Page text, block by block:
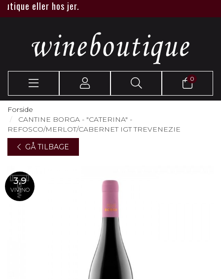
eller hos jer.
0
Forside
CANTINE BORGA - "CATERINA" -
REFOSCO/MERLOT/CABERNET IGT TREVENEZIE
GÅ TILBAGE
3,9
VIVINO